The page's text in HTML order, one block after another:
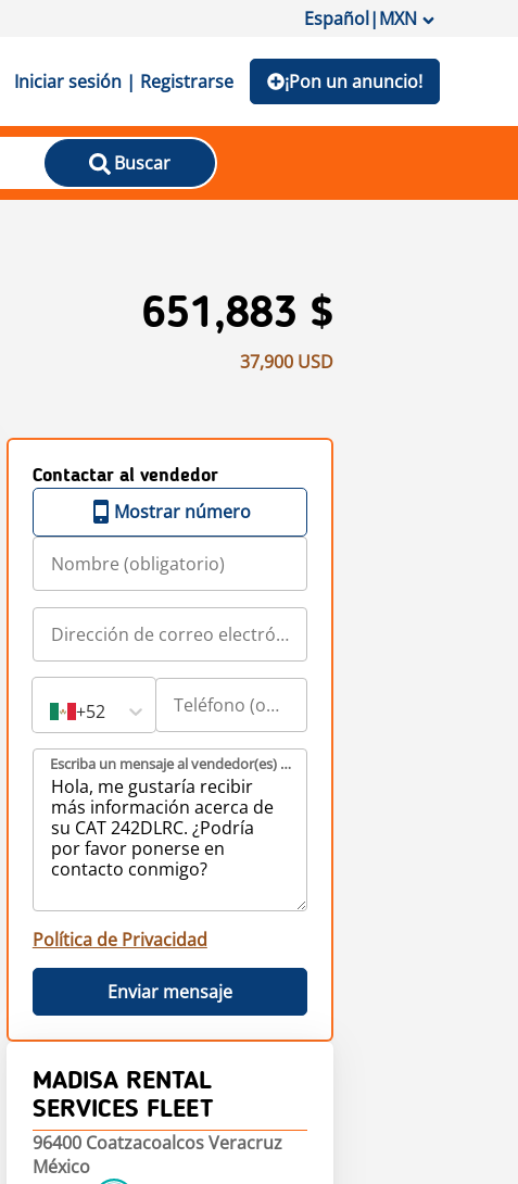
Español|MXN
Iniciar sesión | Registrarse ¡Pon un anuncio!
Buscar
651,883 $
37,900 USD
Contactar al vendedor
Mostrar número
+52
Escriba un mensaje al vendedor(es) (obligatorio)
Política de Privacidad
Enviar mensaje
MADISA RENTAL
SERVICES FLEET
96400 Coatzacoalcos Veracruz
México